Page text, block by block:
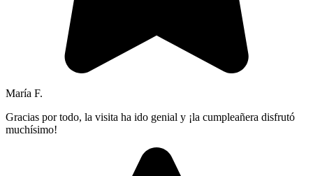
María F.
Gracias por todo, la visita ha ido genial y ¡la cumpleañera disfrutó
muchísimo!